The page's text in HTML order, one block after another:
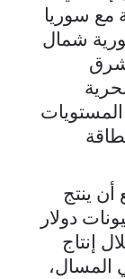
مع سوريا
شمال
شرق
المستويات
و2040، يُتوقع أن ينتج
بين 2 إلى 4 تريليونات دولار
إنتاج
المسال،